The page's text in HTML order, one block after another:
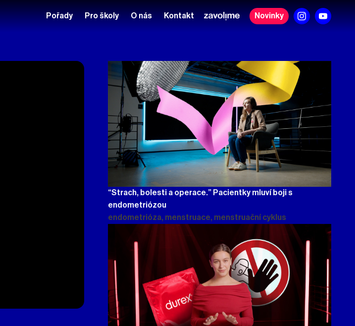
Pořady Pro školy O nás Kontakt Novinky
“Strach, bolesti a operace.” Pacientky mluví boji s
endometriózou
endometrióza, menstruace, menstruační cyklus